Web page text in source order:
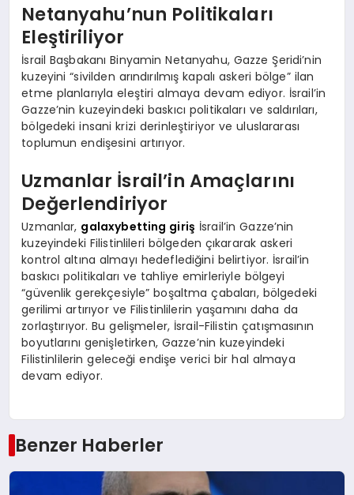
Netanyahu’nun Politikaları
Eleştiriliyor
İsrail Başbakanı Binyamin Netanyahu, Gazze Şeridi’nin
kuzeyini “sivilden arındırılmış kapalı askeri bölge” ilan
etme planlarıyla eleştiri almaya devam ediyor. İsrail’in
Gazze’nin kuzeyindeki baskıcı politikaları ve saldırıları,
bölgedeki insani krizi derinleştiriyor ve uluslararası
toplumun endişesini artırıyor.
Uzmanlar İsrail’in Amaçlarını
Değerlendiriyor
Uzmanlar, galaxybetting giriş İsrail’in Gazze’nin
kuzeyindeki Filistinlileri bölgeden çıkararak askeri
kontrol altına almayı hedeflediğini belirtiyor. İsrail’in
baskıcı politikaları ve tahliye emirleriyle bölgeyi
“güvenlik gerekçesiyle” boşaltma çabaları, bölgedeki
gerilimi artırıyor ve Filistinlilerin yaşamını daha da
zorlaştırıyor. Bu gelişmeler, İsrail-Filistin çatışmasının
boyutlarını genişletirken, Gazze’nin kuzeyindeki
Filistinlilerin geleceği endişe verici bir hal almaya
devam ediyor.
Benzer Haberler